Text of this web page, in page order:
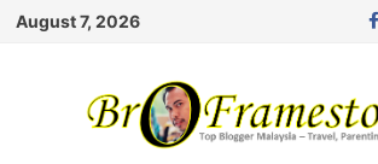
Skip
August 7, 2026